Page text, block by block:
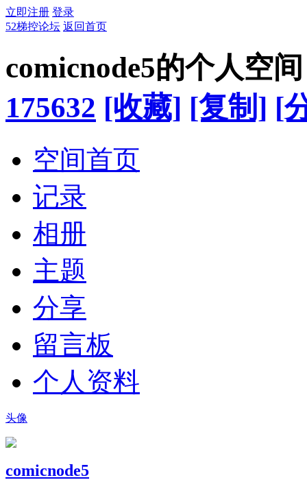
立即注册 登录
52梯控论坛 返回首页
comicnode5的个人空间
175632 [收藏] [复制] [
空间首页
记录
相册
主题
分享
留言板
个人资料
头像
comicnode5